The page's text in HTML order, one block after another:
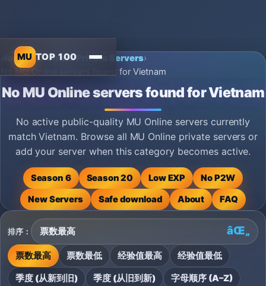
MU TOP 100
Home›MU Online Private Servers›
No MU Online servers found for Vietnam
No MU Online servers found for Vietnam
No active public-quality MU Online servers currently
match Vietnam. Browse all MU Online private servers or
add your server when this category becomes active.
Season 6 Season 20 Low EXP
No P2W
New Servers
Safe download About FAQ
排序：
票数最高 票数最低 经验值最高 经验值最低
季度 (从新到旧) 季度 (从旧到新) 字母顺序 (A–Z)